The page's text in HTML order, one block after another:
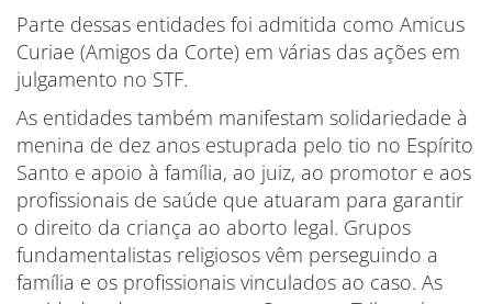
Parte dessas entidades foi admitida como Amicus
Curiae (Amigos da Corte) em várias das ações em
julgamento no STF.
As entidades também manifestam solidariedade à
menina de dez anos estuprada pelo tio no Espírito
Santo e apoio à família, ao juiz, ao promotor e aos
profissionais de saúde que atuaram para garantir
o direito da criança ao aborto legal. Grupos
fundamentalistas religiosos vêm perseguindo a
família e os profissionais vinculados ao caso. As